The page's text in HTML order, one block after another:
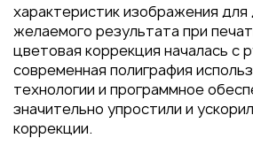
Книги
Папки
Календари
Упаковка
характеристик изображения
желаемого результата при
цветовая коррекция началась с
современная полиграфия
технологии и программное
значительно упростили и
коррекции.